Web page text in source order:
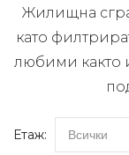
Жилищна
като
любими както
Етаж: